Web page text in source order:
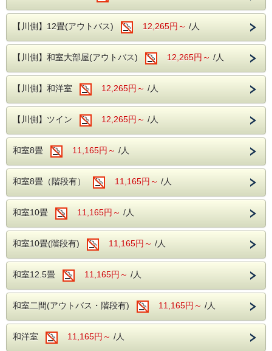
---館内施設---
・【予約制】無料カラオケルーム(当日予約
制)
・【予約無】無料卓球ルーム
・【予約制】無料全自動麻雀ルーム(前日ま
での予約制)
・【有料】 ゲームコーナー
■ロビー
当館のロビーにはグランドピアノを設置して
おり、時間限定でピアノを演奏する事ができ
ます。
ロビーからは自然溢れる松川をご覧いただけ
をご予約の上、お電話で別注料理をご予約いただきますよう
お願い申し上げます。
・入荷状況により別注料理をお出し出来ない場合は通常料金
でのご案内となります。
・このプランは食材仕入れの都合上、２日前までのご予約と
なります。
・お子様の宿泊につきましては、ホテルまでお問い合わせ下
さいませ。
ご夕食時はアルコール・ソフトドリンクも嬉しい飲み放題♪
海あり！山あり！
---ご夕食---
和洋中のバイキングをレストランにてお楽し
みいただけます。
ソフトドリンク・アルコールが飲み放題！
夕食時間は宿泊日の前日に確定致しますので
お電話にてご確認下さい。
※開始時間より90分間です。
和洋バイキング、ソフトドリンクもサービス
---温泉---
大浴場は2箇所あり、どちらも露天風呂が併
ビーナスからお湯が出ている洋風のエンゼル
【川側】12畳(アウトバス) 12,265円～ /人
【川側】和室大部屋(アウトバス) 12,265円～ /人
【川側】和洋室 12,265円～ /人
【川側】ツイン 12,265円～ /人
和室8畳 11,165円～ /人
和室8畳（階段有） 11,165円～ /人
和室10畳 11,165円～ /人
和室10畳(階段有) 11,165円～ /人
和室12.5畳 11,165円～ /人
和室二間(アウトバス・階段有) 11,165円～ /人
和洋室 11,165円～ /人